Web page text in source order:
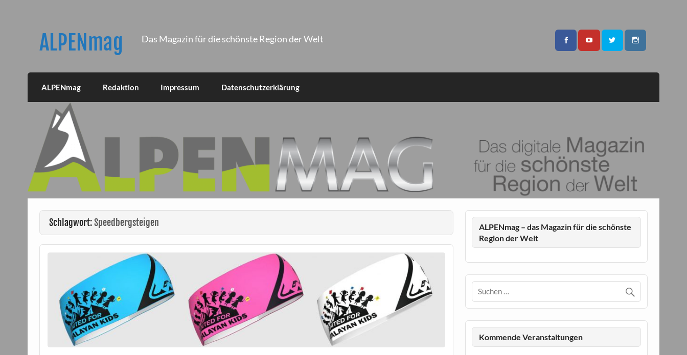
ALPENmag Das Magazin für die schönste Region der Welt
ALPENmag Redaktion Impressum Datenschutzerklärung
Schlagwort:Speedbergsteigen
ALPENmag – das Magazin für die schönste
Region der Welt
Kommende Veranstaltungen